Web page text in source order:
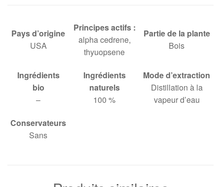
Pays d’origine
USA
Principes actifs :
alpha cedrene,
thyuopsene
Partie de la plante
Bois
Ingrédients
bio
–
Ingrédients
naturels
100 %
Mode d’extraction
Distillation à la
vapeur d’eau
Conservateurs
Sans